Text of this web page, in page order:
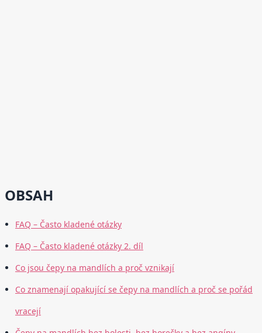
OBSAH
FAQ – Často kladené otázky
FAQ – Často kladené otázky 2. díl
Co jsou čepy na mandlích a proč vznikají
Co znamenají opakující se čepy na mandlích a proč se pořád
vracejí